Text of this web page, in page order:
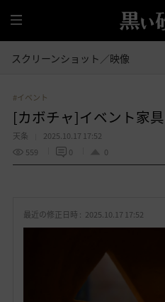
全
体
スクリーンショット／映像
#イベント
[カボチャ]イベント家
天条
2025.10.17 17:52
559
0 0
最近の修正日時 : 2025.10.17 17:52